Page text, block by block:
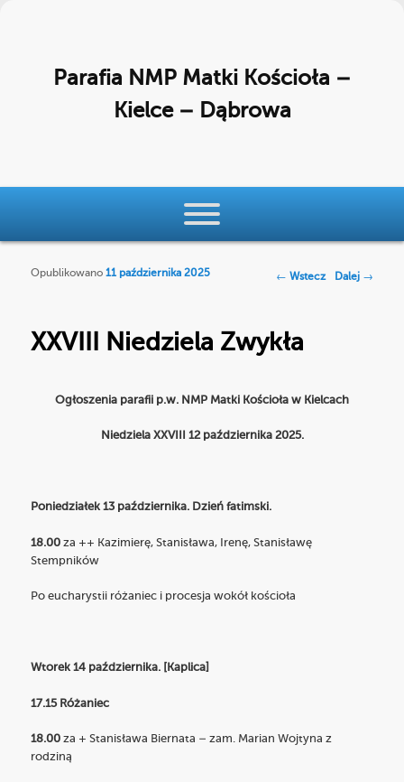
Parafia NMP Matki Kościoła –
Kielce – Dąbrowa
Nawigacja po
← Wstecz Dalej →
XXVIII Niedziela Zwykła
Opublikowano11 października 2025
Ogłoszenia parafii p.w. NMP Matki Kościoła w Kielcach
Niedziela XXVIII 12 października 2025.
Poniedziałek 13 października. Dzień fatimski.
18.00 za ++ Kazimierę, Stanisława, Irenę, Stanisławę
Stempników
Po eucharystii różaniec i procesja wokół kościoła
Wtorek 14 października. [Kaplica]
17.15 Różaniec
18.00za + Stanisława Biernata – zam. Marian Wojtyna z
rodziną